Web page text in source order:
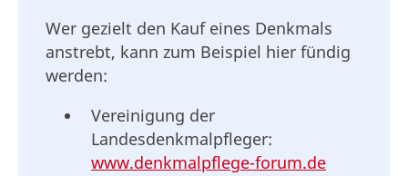
Wer gezielt den Kauf eines Denkmals
anstrebt, kann zum Beispiel hier fündig
werden:
Vereinigung der
Landesdenkmalpfleger:
www.denkmalpflege-forum.de